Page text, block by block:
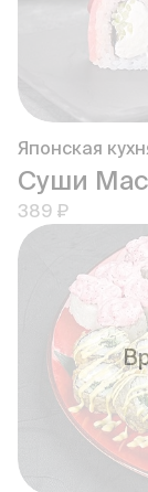
Японская
Суши
389 ₽